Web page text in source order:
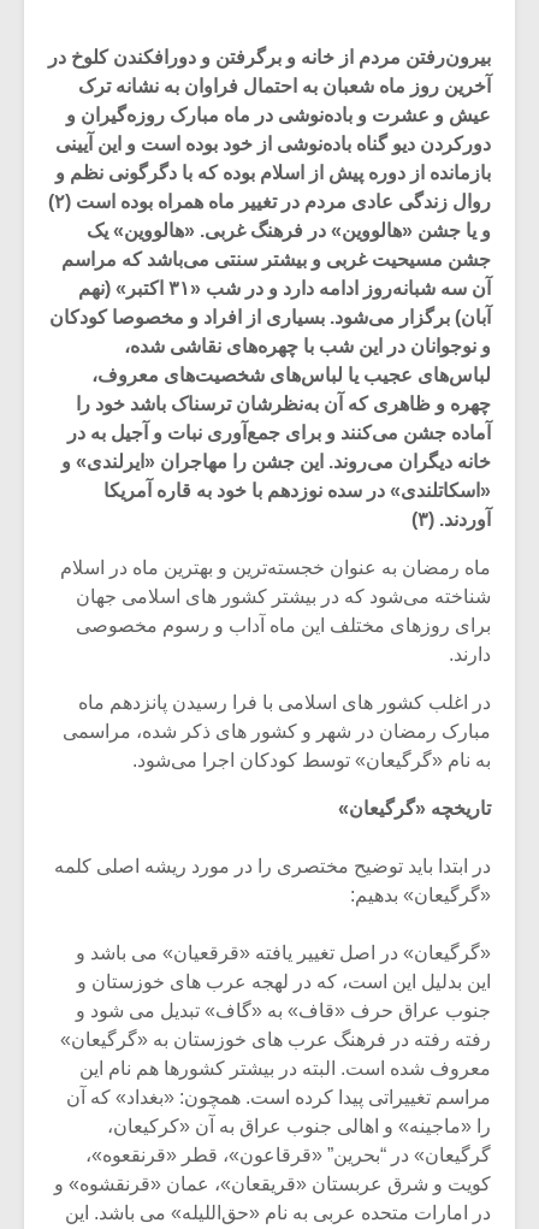
بیرون‌رفتن مردم از خانه و برگرفتن و دورافکندن کلوخ در
آخرین روز ماه شعبان به احتمال فراوان به نشانه ترک
عیش و عشرت و باده‌نوشی در ماه مبارک روزه‌گیران و
دورکردن دیو گناه باده‌نوشی از خود بوده است و این آیینی
بازمانده از دوره پیش از اسلام بوده که با دگرگونی نظم و
روال زندگی عادی مردم در تغییر ماه همراه بوده است (۲)
و یا جشن «هالووین» در فرهنگ غربی. «هالووین» یک
جشن مسیحیت غربی و بیشتر سنتی می‌باشد که مراسم
آن سه شبانه‌روز ادامه دارد و در شب «۳۱ اکتبر» (نهم
آبان) برگزار می‌شود. بسیاری از افراد و مخصوصا کودکان
و نوجوانان در این شب با چهره‌های نقاشی شده،
لباس‌های عجیب یا لباس‌های شخصیت‌های معروف،
چهره و ظاهری که آن به‌نظرشان ترسناک باشد خود را
آماده جشن می‌کنند و برای جمع‌آوری نبات و آجیل به در
خانه دیگران می‌روند. این جشن را مهاجران «ایرلندی» و
«اسکاتلندی» در سده نوزدهم با خود به قاره آمریکا
آوردند. (۳)
ماه رمضان به عنوان خجسته‌ترین و بهترین ماه در اسلام
شناخته می‌شود که در بیشتر کشور های اسلامی جهان
برای روزهای مختلف این ماه آداب و رسوم مخصوصی
دارند.
در اغلب کشور های اسلامی با فرا رسیدن پانزدهم ماه
مبارک رمضان در شهر و کشور های ذکر شده، مراسمی
به نام «گرگیعان» توسط کودکان اجرا می‌شود.
تاریخچه «گرگیعان»
در ابتدا باید توضیح مختصری را در مورد ریشه اصلی کلمه
«گرگیعان» بدهیم:
«گرگیعان» در اصل تغییر یافته «قرقعیان» می باشد و
این بدلیل این است، که در لهجه عرب های خوزستان و
جنوب عراق حرف «قاف» به «گاف» تبدیل می شود و
رفته رفته در فرهنگ عرب های خوزستان به «گرگیعان»
معروف شده است. البته در بیشتر کشورها هم نام این
مراسم تغییراتی پیدا کرده است. همچون: «بغداد» که آن
را «ماجینه» و اهالی جنوب عراق به آن «کرکیعان،
گرگیعان» در “بحرین” «قرقاعون»، قطر «قرنقعوه»،
کویت و شرق عربستان «قریقعان»، عمان «قرنقشوه» و
در امارات متحده عربی به نام «حق‌اللیله» می باشد. این
میکلوش روژا
متن فیلم «متری
شیش و نیم»
اگر نمی توانی
مشهورترین باشی،
بدنام ترین باش
موسیقی
سکانسی